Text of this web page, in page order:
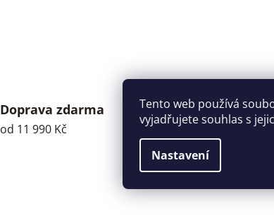
Tento web používá
vyjadřujete souhlas s
Nastavení
Doprava zdarma
od 11 990 Kč
Perfektní
zákaznická